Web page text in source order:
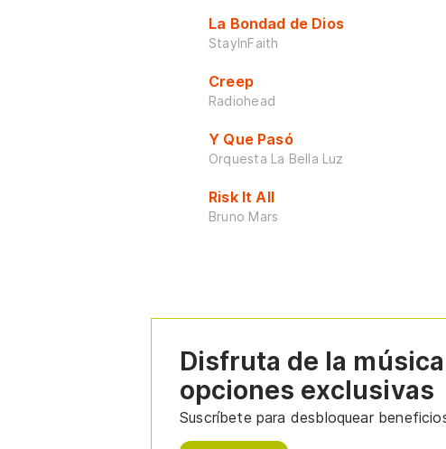
La Bondad de Dios
StayInFaith
Creep
Radiohead
Y Que Pasó
Orquesta La Bella Luz
Risk It All
Bruno Mars
Disfruta de la
opciones exclusivas
Suscríbete para desbloquear